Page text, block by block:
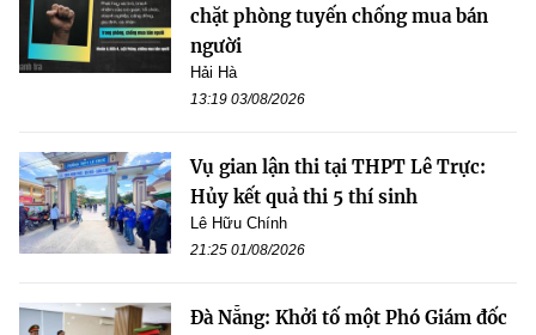
chặt phòng tuyến chống mua bán
người
Hải Hà
13:19 03/08/2026
Vụ gian lận thi tại THPT Lê Trực:
Hủy kết quả thi 5 thí sinh
Lê Hữu Chính
21:25 01/08/2026
Đà Nẵng: Khởi tố một Phó Giám đốc